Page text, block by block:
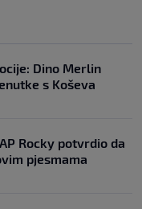
Dino Merlin
s Koševa
Rocky potvrdio da
pjesmama